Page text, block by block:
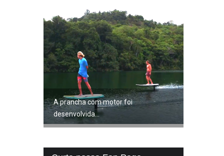
A prancha com motor foi
desenvolvida...